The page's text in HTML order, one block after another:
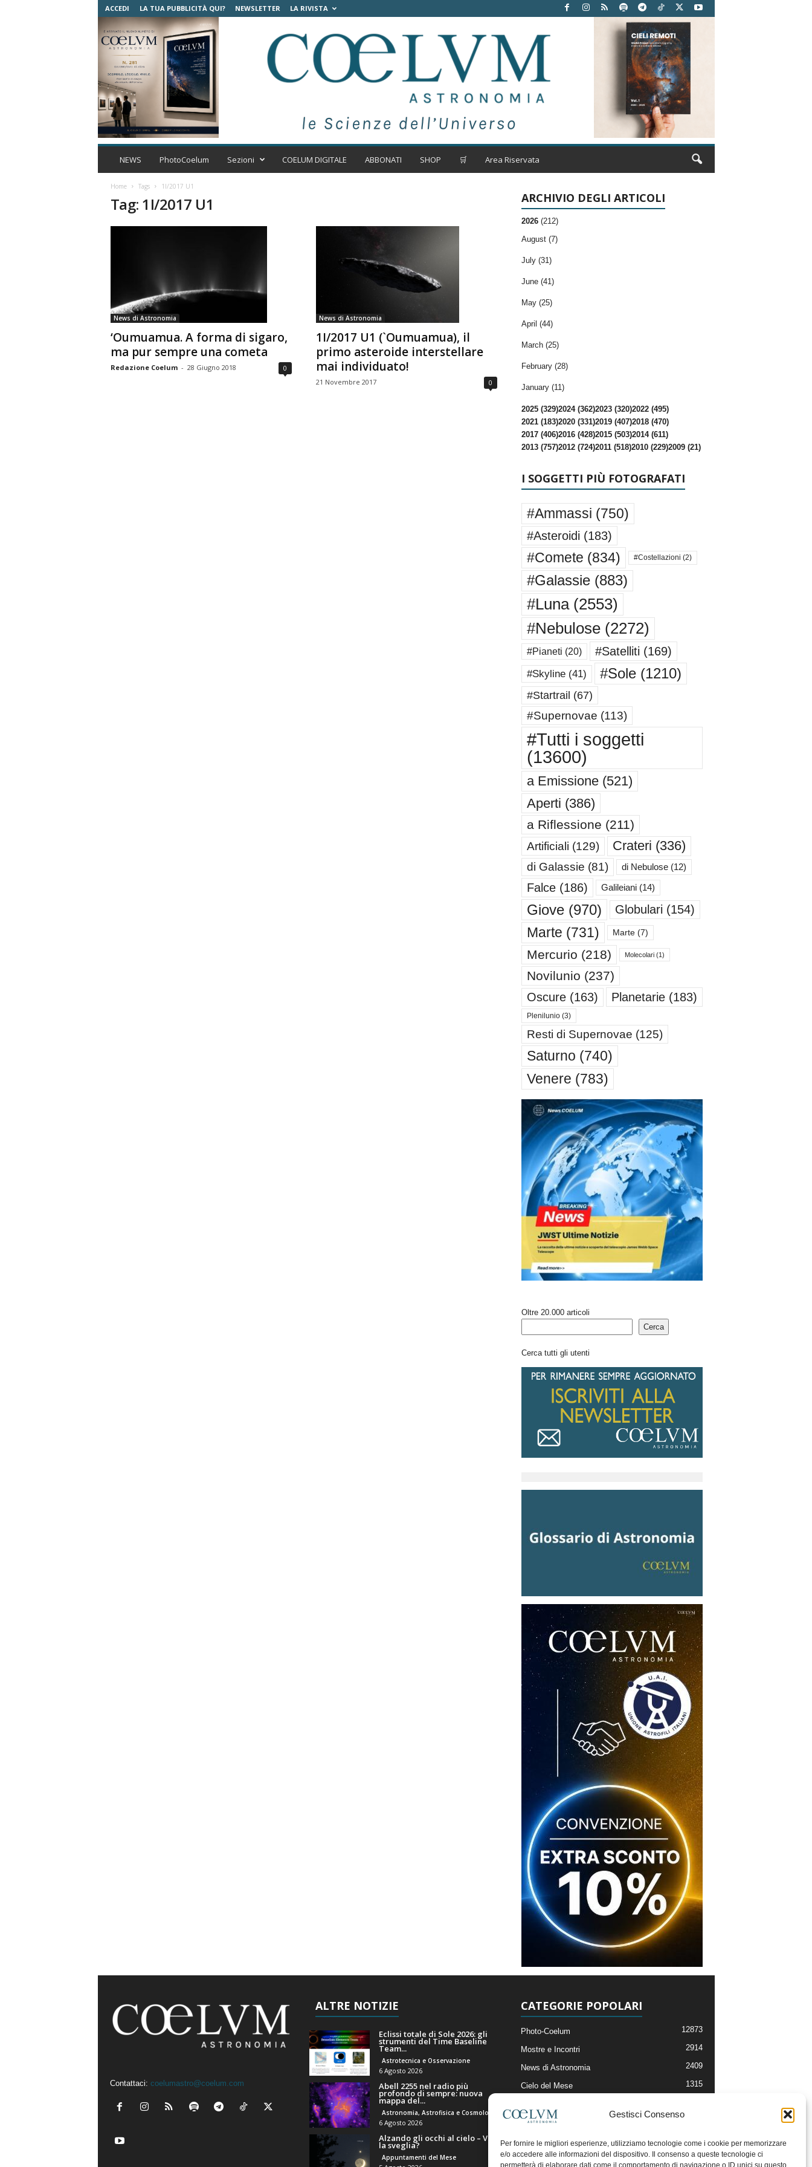
Gestisci Consenso
Per fornire le migliori esperienze, utilizziamo tecnologie come i cookie per memorizzare
e/o accedere alle informazioni del dispositivo. Il consenso a queste tecnologie ci
permetterà di elaborare dati come il comportamento di navigazione o ID unici su questo
ACCEDI LA TUA PUBBLICITÀ QUI? NEWSLETTER LA RIVISTA
C
o
i
a
NEWS PhotoCoelum Sezioni COELUM DIGITALE ABBONATI SHOP 🛒 Area Riservata
Home Tags 1I/2017 U1
Tag: 1I/2017 U1
News di Astronomia
‘Oumuamua. A forma di sigaro,
ma pur sempre una cometa
Redazione Coelum - 28 Giugno 2018 0
News di Astronomia
1I/2017 U1 (`Oumuamua), il
primo asteroide interstellare
mai individuato!
21 Novembre 2017 0
ARCHIVIO DEGLI ARTICOLI
2026 (212)
August (7)
July (31)
June (41)
May (25)
April (44)
March (25)
February (28)
January (11)
2025 (329)2024 (362)2023 (320)2022 (495)
2021 (183)2020 (331)2019 (407)2018 (470)
2017 (406)2016 (428)2015 (503)2014 (611)
2013 (757)2012 (724)2011 (518)2010 (229)2009 (21)
I SOGGETTI PIÙ FOTOGRAFATI
#Ammassi (750)
#Asteroidi (183)
#Comete (834) #Costellazioni (2)
#Galassie(883)
#Luna(2553)
#Nebulose(2272)
#Pianeti (20) #Satelliti (169)
#Skyline(41) #Sole(1210)
#Startrail (67)
#Supernovae (113)
#Tutti i soggetti
(13600)
a Emissione(521)
Aperti (386)
a Riflessione (211)
Artificiali (129) Crateri (336)
di Galassie (81) di Nebulose(12)
Falce(186) Galileiani(14)
Giove(970) Globulari (154)
Marte (731) Marte(7)
Mercurio (218) Molecolari(1)
Novilunio (237)
Oscure(163) Planetarie(183)
Plenilunio(3)
Resti di Supernovae (125)
Saturno (740)
Venere (783)
Oltre 20.000 articoli
Cerca
Cerca tutti gli utenti
Contattaci: coelumastro@coelum.com
ALTRE NOTIZIE
Eclissi totale di Sole 2026: gli
strumenti del Time Baseline
Team...
Astrotecnica e Osservazione
6 Agosto 2026
Abell 2255 nel radio più
profondo di sempre: nuova
mappa del...
Astronomia, Astrofisica e Cosmologia
6 Agosto 2026
Alzando gli occhi al cielo – Vale
la sveglia?
Appuntamenti del Mese
CATEGORIE POPOLARI
Photo-Coelum 12873
Mostre e Incontri 2914
News di Astronomia 2409
Cielo del Mese 1315
Articoli e Risorse On-Line
Il Blog della Redazione